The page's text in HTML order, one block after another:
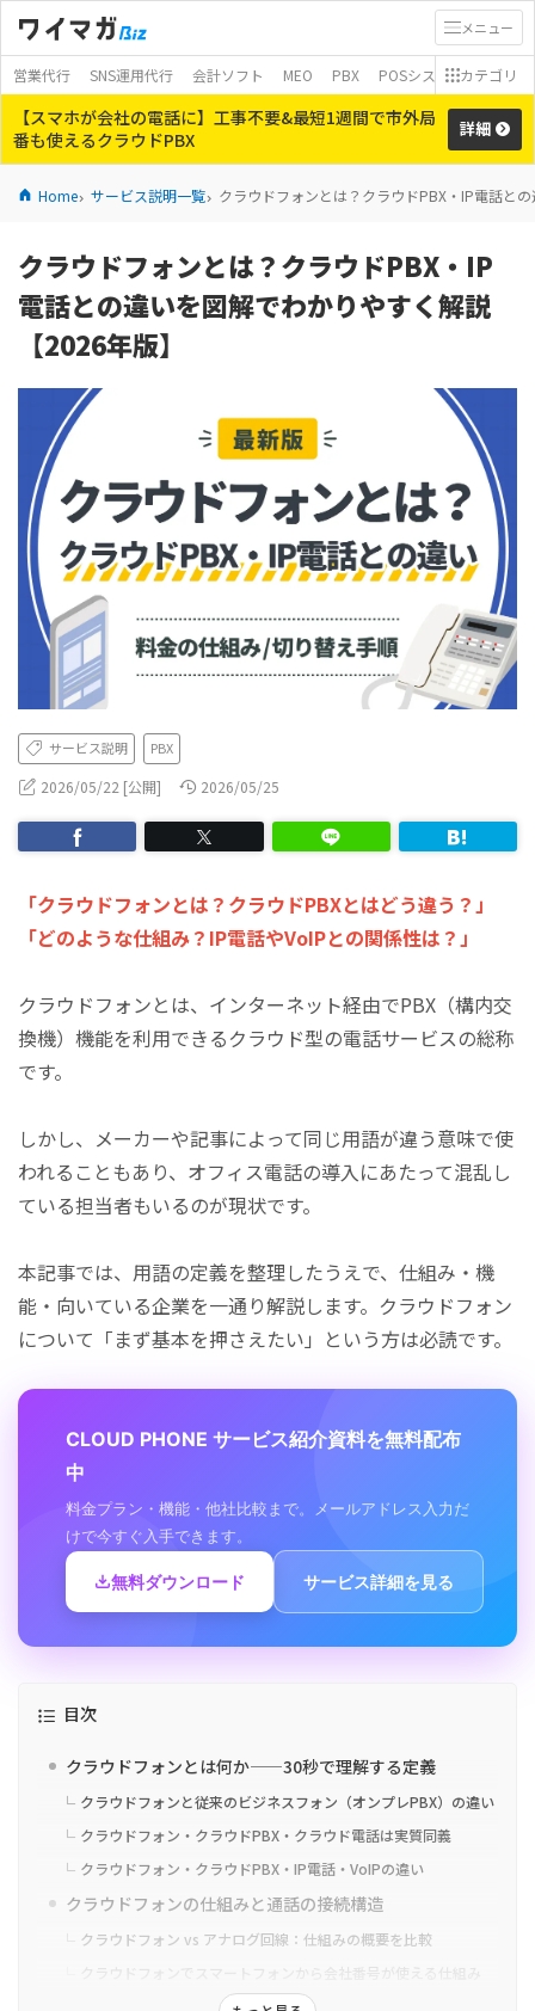
メニュー
営業代行 SNS運用代行 会計ソフト MEO PBX POSシステム モバイ
カテゴリ
【スマホが会社の電話に】工事不要&最短1週間で市外局
番も使えるクラウドPBX
詳細
Home サービス説明一覧 クラウドフォンとは？クラウドPBX・IP電話と
クラウドフォンとは？クラウドPBX・IP
電話との違いを図解でわかりやすく解説
【2026年版】
サービス説明 PBX
2026/05/22 [公開] 2026/05/25
「クラウドフォンとは？クラウドPBXとはどう違う？」
「どのような仕組み？IP電話やVoIPとの関係性は？」
クラウドフォンとは、インターネット経由でPBX（構内交
換機）機能を利用できるクラウド型の電話サービスの総称
です。
しかし、メーカーや記事によって同じ用語が違う意味で使
われることもあり、オフィス電話の導入にあたって混乱し
ている担当者もいるのが現状です。
本記事では、用語の定義を整理したうえで、仕組み・機
能・向いている企業を一通り解説します。クラウドフォン
について「まず基本を押さえたい」という方は必読です。
CLOUD PHONE サービス紹介資料を無料配布
中
料金プラン・機能・他社比較まで。メールアドレス入力だ
けで今すぐ入手できます。
無料ダウンロード サービス詳細を見る
目次
クラウドフォンとは何か——30秒で理解する定義
クラウドフォンと従来のビジネスフォン（オンプレPBX）の違い
クラウドフォン・クラウドPBX・クラウド電話は実質同義
クラウドフォン・クラウドPBX・IP電話・VoIPの違い
クラウドフォンの仕組みと通話の接続構造
クラウドフォン vs アナログ回線：仕組みの概要を比較